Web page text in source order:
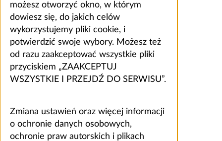
możesz otworzyć okno, w którym
dowiesz się, do jakich celów
wykorzystujemy pliki cookie, i
potwierdzić swoje wybory. Możesz też
od razu zaakceptować wszystkie pliki
przyciskiem „ZAAKCEPTUJ
WSZYSTKIE I PRZEJDŹ DO SERWISU”.
Zmiana ustawień oraz więcej informacji
o ochronie danych osobowych,
ochronie praw autorskich i plikach